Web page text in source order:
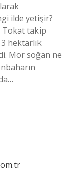
ilde yetişir?
Tokat takip
hektarlık
Mor soğan ne